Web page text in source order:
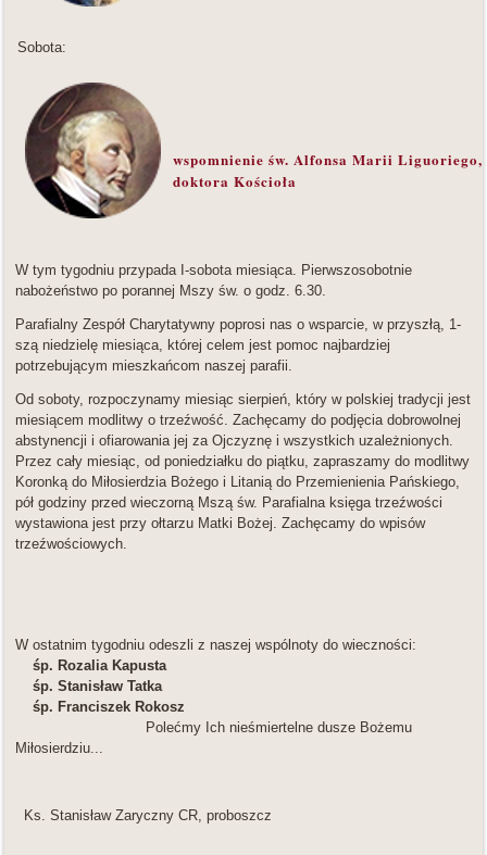
Sobota:
wspomnienie św. Alfonsa Marii
doktora Kościoła
W tym tygodniu przypada I-sobota miesiąca. Pierwszosobotnie
nabożeństwo po porannej Mszy św. o godz. 6.30.
Parafialny Zespół Charytatywny poprosi nas o wsparcie, w przyszłą, 1-
szą niedzielę miesiąca, której celem jest pomoc najbardziej
potrzebującym mieszkańcom naszej parafii.
Od soboty, rozpoczynamy miesiąc sierpień, który w polskiej tradycji jest
miesiącem modlitwy o trzeźwość. Zachęcamy do podjęcia dobrowolnej
abstynencji i ofiarowania jej za Ojczyznę i wszystkich uzależnionych.
Przez cały miesiąc, od poniedziałku do piątku, zapraszamy do modlitwy
Koronką do Miłosierdzia Bożego i Litanią do Przemienienia Pańskiego,
pół godziny przed wieczorną Mszą św. Parafialna księga trzeźwości
wystawiona jest przy ołtarzu Matki Bożej. Zachęcamy do wpisów
trzeźwościowych.
W ostatnim tygodniu odeszli z naszej wspólnoty do wieczności:
śp. Rozalia Kapusta
śp. Stanisław Tatka
śp. Franciszek Rokosz
Polećmy Ich nieśmiertelne dusze Bożemu
Miłosierdziu...
Ks. Stanisław Zaryczny CR, proboszcz